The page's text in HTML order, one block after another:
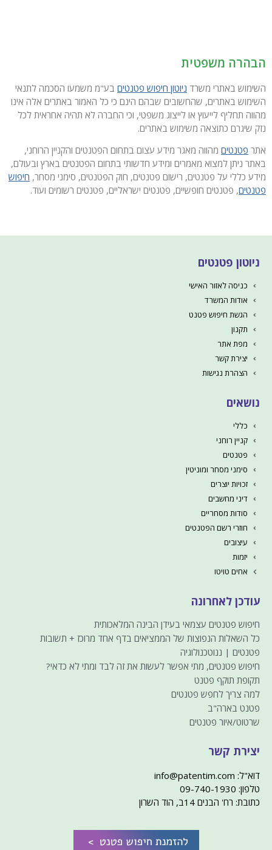
הבהרה משפטית
השימוש באתרי משרד ניוטון חיפוש פטנטים בע"מ משמעו הסכמה לתנאי
השימוש באתרים, שהחשובים שבהם הינם כי כל האמור באתרים אלה אינו
מהווה תחליף לייעוץ או לייצוג משפטי, וכי החברה לא תהיה אחראית לכל
נזק שיגרם כתוצאה משימוש באתרים.
אתר פטנטים מהווה מאגר מידע עצום בתחום הפטנטים והקניין הרוחני,
באתר ניתן למצוא מאמרים ומידע חדשותי בתחום הפטנטים בארץ ובעולם,
מידע כללי על פטנטים, רישום פטנטים, חוק הפטנטים, סימני מסחר, חיפוש
פטנטים, פטנטים חופשיים, פטנטים ישראליים, פטנטים רשומים ועוד.
ניוטון פטנטים
כניסה לאזור האישי
אודות המשרד
הגשת חיפוש פטנט
תקנון
מפת אתר
יצירת קשר
הצהרת נגישות
נושאים
כללי
קניין רוחני
פטנטים
סימני מסחר ומוניטין
זכויות יוצרים
דיני מחשבים
סודות מסחריים
חוזרי רשם הפטנטים
עיצובים
יזמות
אחים טויטו
עודכן לאחרונה
חיפוש פטנטים עצמאי בעידן הבינה המלאכותית
כל השאלות הנפוצות של הממציאים בדף אחד מרוכז + תשובות
פטנטים | ננוטכנולוגיה
חיפוש פטנטים, מתי אפשר לעשות את זה לבד ומתי לא כדאי?
תקופת תוקף פטנט
למה צריך לחפש פטנטים
פטנט בארה"ב
שרטוט/איור פטנטים
יצירת קשר
דוא"ל: info@patentim.com
טלפון: 09-740-1930
כתובת: רח' הבנים 14ב, הוד השרון